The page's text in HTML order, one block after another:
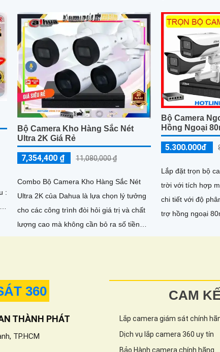
chế độ ngày đêm ICR. Chuẩn chống
nước IP67 giúp hoạt động ổn định trong
môi trường khắc nghiệt
thực, đáp ứng
:
Bộ Camera Kho Hàng Sắc Nét
Ultra 2K Giá Rẻ
7,354,400 ₫ 11,080,000 ₫
Combo Bộ Camera Kho Hàng Sắc Nét
Ultra 2K của Dahua là lựa chọn lý tưởng
cho các công trình đòi hỏi giá trị và chất
lượng cao mà không cần bỏ ra số tiền
lớn. Với thiết kế hiện đại và công nghệ
dụng
Bộ Camera
Hồng Ngoại
5.300.000đ
Lắp đặt trọn bộ
trời với tích hợp
chi tiết với độ phân giải
trợ hồng ngoại
360
THÀNH PHÁT
TP.HCM
CAM
Lắp camera giám sát chính
Dịch vụ lắp camera 360 uy tín
Bảo Hành camera chính hãng